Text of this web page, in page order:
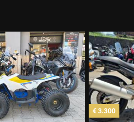
€ 1.999